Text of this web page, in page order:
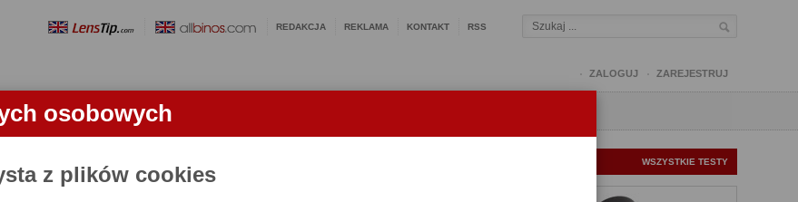
osobowych
z plików cookies
REDAKCJA REKLAMA KONTAKT RSS
ZALOGUJ ZAREJESTRUJ
LORNETKI
WSZYSTKIE TESTY